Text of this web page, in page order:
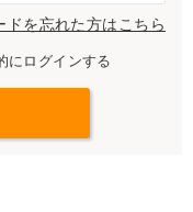
ドを忘れた方はこちら
にログインする